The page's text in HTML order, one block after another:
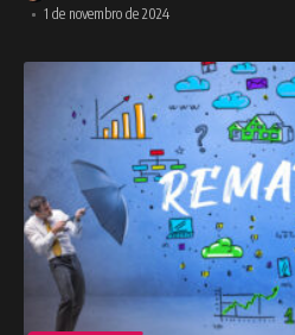
1 de novembro de 2024